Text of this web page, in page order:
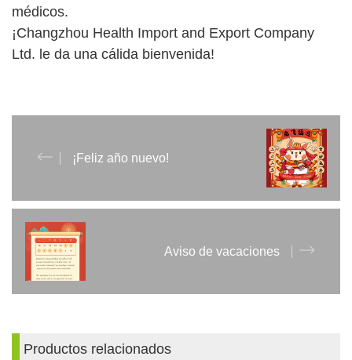
médicos.
¡Changzhou Health Import and Export Company
Ltd. le da una cálida bienvenida!
¡Feliz año nuevo!
Aviso de vacaciones
Productos relacionados